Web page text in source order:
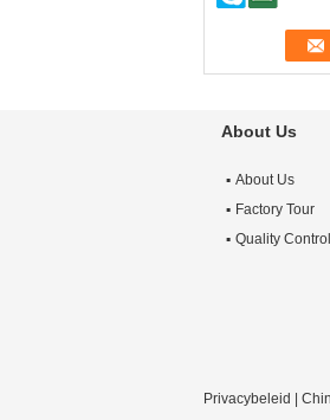
About Us
About Us
Factory Tour
Quality Control
Privacybeleid |